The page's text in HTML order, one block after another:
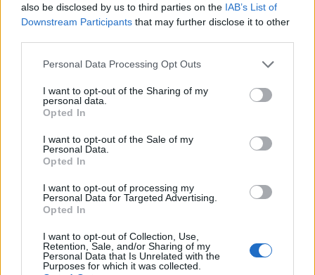
also be disclosed by us to third parties on the IAB’s List of
Downstream Participants that may further disclose it to other
Personal Data Processing Opt Outs
I want to opt-out of the Sharing of my
personal data.
Opted In
I want to opt-out of the Sale of my
Personal Data.
Opted In
I want to opt-out of processing my
Personal Data for Targeted Advertising.
Opted In
I want to opt-out of Collection, Use,
Retention, Sale, and/or Sharing of my
Personal Data that Is Unrelated with the
Purposes for which it was collected.
Όλες οι Θέσεις Εργασίας
Θέσεις Εργασίας ανά Ειδικότητα
Θέσεις Εργασίας ανά Εταιρεία
Υπηρεσίες υποψηφίων
Καταχώρηση Online Βιογραφικού